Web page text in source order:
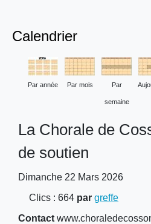
Calendrier
Par année Par mois Par
semaine
La Chorale de
de soutien
Dimanche 22 Mars 2026
Clics : 664 pargreffe
Contact